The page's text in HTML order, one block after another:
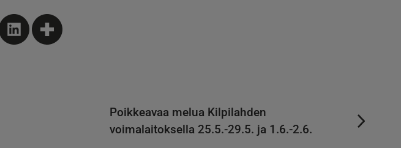
Poikkeavaa melua Kilpilahden
voimalaitoksella 25.5.-29.5. ja 1.6.-2.6.